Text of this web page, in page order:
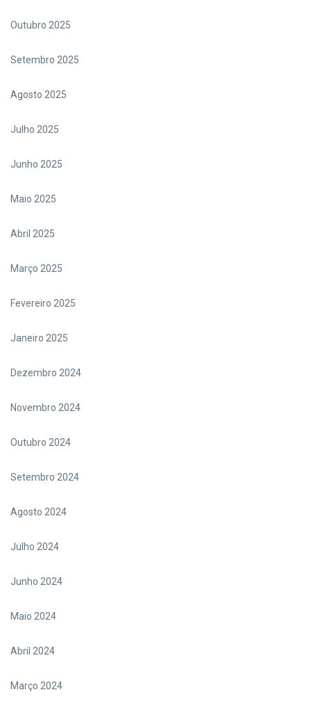
Outubro 2025
Setembro 2025
Agosto 2025
Julho 2025
Junho 2025
Maio 2025
Abril 2025
Março 2025
Fevereiro 2025
Janeiro 2025
Dezembro 2024
Novembro 2024
Outubro 2024
Setembro 2024
Agosto 2024
Julho 2024
Junho 2024
Maio 2024
Abril 2024
Março 2024